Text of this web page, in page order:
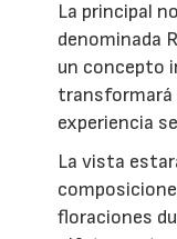
La principal
denominada
un concepto
transformará
experiencia
La vista
floraciones